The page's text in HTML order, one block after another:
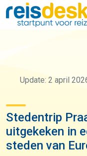
Update: 2 april
Stedentrip
uitgekeken in
steden van